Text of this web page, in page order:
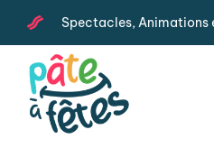
Spectacles, Animations